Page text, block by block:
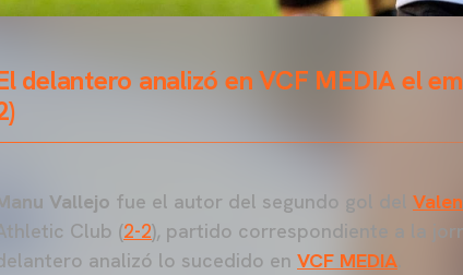
delantero analizó en VCF MEDIA el
Vallejo fue el autor del segundo gol del
Club (2-2), partido correspondiente a la
analizó lo sucedido en VCF MEDIA